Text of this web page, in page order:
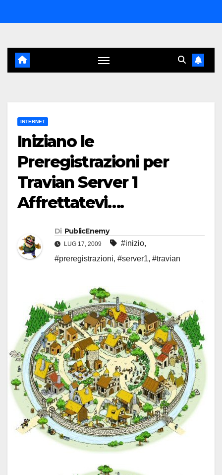
al
INTERNET
Iniziano le
Preregistrazioni per
Travian Server 1
Affrettatevi….
Di PublicEnemy
LUG 17, 2009 #inizio,
#preregistrazioni, #server1, #travian